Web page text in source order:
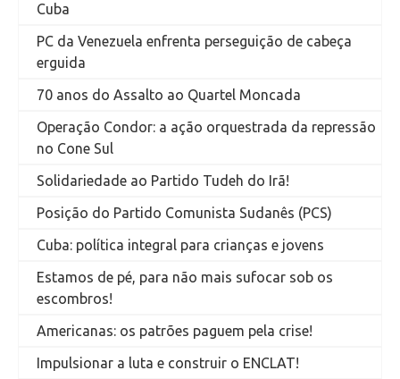
Cuba
PC da Venezuela enfrenta perseguição de cabeça
erguida
70 anos do Assalto ao Quartel Moncada
Operação Condor: a ação orquestrada da repressão
no Cone Sul
Solidariedade ao Partido Tudeh do Irã!
Posição do Partido Comunista Sudanês (PCS)
Cuba: política integral para crianças e jovens
Estamos de pé, para não mais sufocar sob os
escombros!
Americanas: os patrões paguem pela crise!
Impulsionar a luta e construir o ENCLAT!